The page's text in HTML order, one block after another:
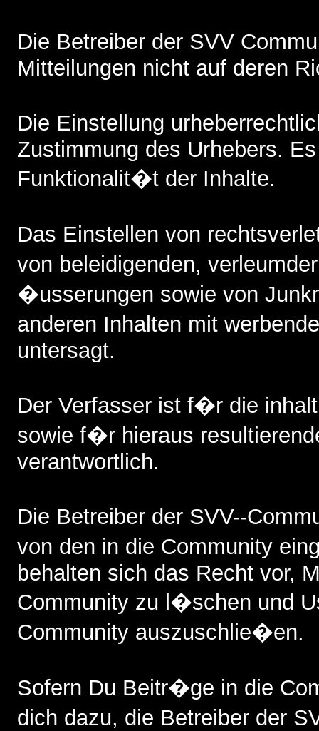
Die Betreiber der SVV
Mitteilungen nicht auf deren
Die Einstellung
Zustimmung des Urhebers.
Funktionalit�t der Inhalte.
Das Einstellen von
von beleidigenden,
�usserungen sowie von
anderen Inhalten mit
untersagt.
Der Verfasser ist f�r die
sowie f�r hieraus
verantwortlich.
Die Betreiber der SVV--
von den in die Community
behalten sich das Recht vor,
Community zu l�schen und
Community auszuschlie�en.
Sofern Du Beitr�ge in die
dich dazu, die Betreiber der